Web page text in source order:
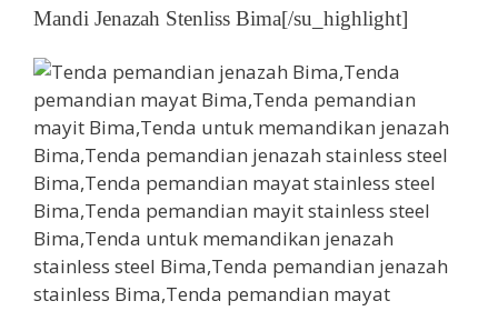
Mandi Jenazah Stenliss Bima[/su_highlight]